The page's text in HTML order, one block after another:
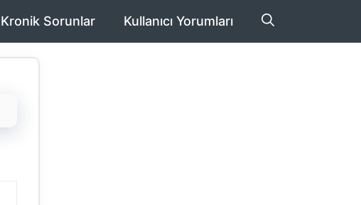
Kronik Sorunlar Kullanıcı Yorumları